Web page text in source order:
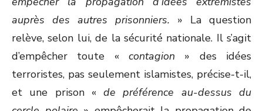
auprès des autres prisonniers. » La question
relève, selon lui, de la sécurité nationale. Il s’agit
d’empêcher toute « contagion » des idées
terroristes, pas seulement islamistes, précise-t-il,
et une prison «de préférence au-dessus du